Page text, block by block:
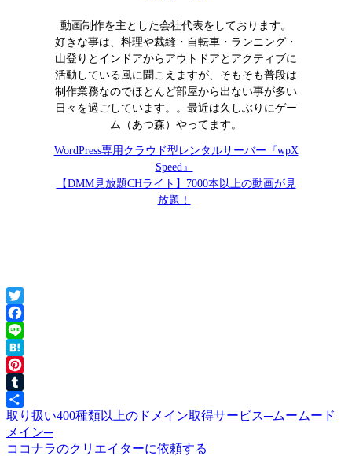
動画制作を主とした会社代表をしております。
好きな事は、料理や裁縫・自転車・ランニング・
山登りとインドアからアウトドアとアクティブに
活動している風に聞こえますが、そもそも普段は
制作業務なのでほとんど部屋から出ない事が多い
日々を過ごしています。。最近は久しぶりにゲー
ム（あつ森）やってます。
WordPress専用クラウド型レンタルサーバー『wpX
Speed』
【DMM見放題CHライト】7000本以上の動画が見
放題！
Twitter
Facebook
Line
Hatena
Pinterest
Tumblr
共
有
取り扱い400種類以上のドメイン取得サービス─ムームード
メイン─
ココナラのクリエイターに依頼する